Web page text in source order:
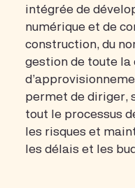
intégrée de
numérique et de
construction, du
gestion de toute la
permet de diriger,
tout le processus
les risques et
les délais et les